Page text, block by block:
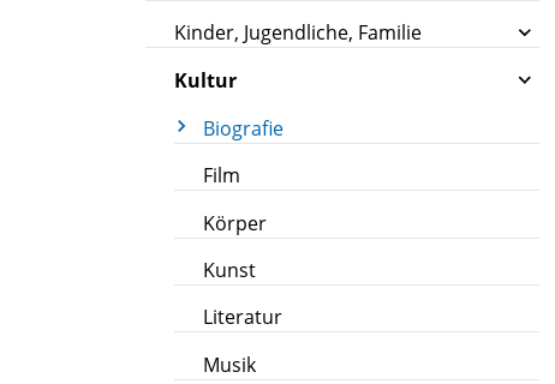
Kinder, Jugendliche, Familie
Kultur
Biografie
Film
Körper
Kunst
Literatur
Musik